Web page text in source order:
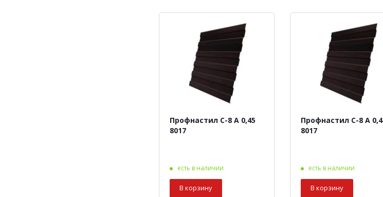
Профнастил С-8 А 0,45
8017
есть в наличии
В корзину
Профнастил С-8 А 0,4
8017
есть в наличии
В корзину